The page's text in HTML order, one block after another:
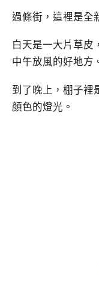
過條街，這裡是全
白天是一大片草皮
中午放風的好地方
到了晚上，棚子裡
顏色的燈光。